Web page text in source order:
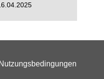
Nutzungsbedingungen